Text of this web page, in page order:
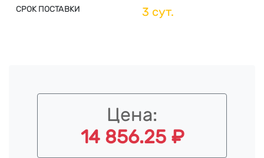
СРОК ПОСТАВКИ 3 сут.
Цена:
14 856.25 ₽